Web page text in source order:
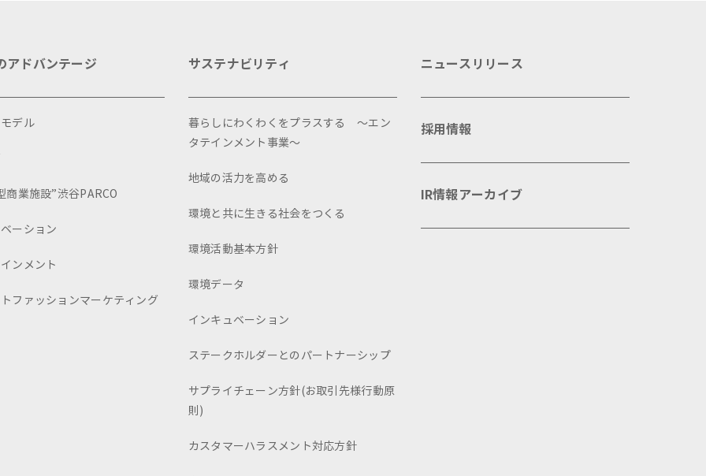
アドバンテージ
デル
商業施設”渋谷PARCO
ーション
ンメント
ファッションマーケティング
サステナビリティ
暮らしにわくわくをプラスする ～エン
タテインメント事業～
地域の活力を高める
環境と共に生きる社会をつくる
環境活動基本方針
環境データ
インキュベーション
ステークホルダーとのパートナーシップ
サプライチェーン方針(お取引先様行動原
則)
カスタマーハラスメント対応方針
ニュースリリース
採用情報
IR情報アーカイブ